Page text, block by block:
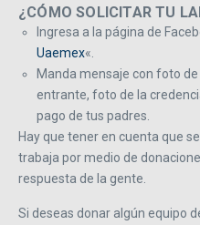
¿CÓMO SOLICITAR TU
Ingresa a la página de
Uaemex«.
Manda mensaje con foto
entrante, foto de la
pago de tus padres.
Hay que tener en cuenta que
trabaja por medio de
respuesta de la gente.
Si deseas donar algún equipo